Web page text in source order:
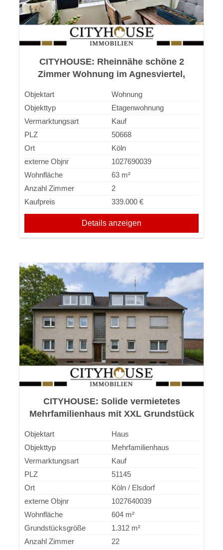
CITYHOUSE: Rheinnähe schöne 2
Zimmer Wohnung im Agnesviertel,
Objektart
Wohnung
Objekttyp
Etagenwohnung
Vermarktungsart
Kauf
PLZ
50668
Ort
Köln
externe Objnr
1027690039
Wohnfläche
63 m²
Anzahl Zimmer
2
Kaufpreis
339.000 €
Details anzeigen
CITYHOUSE: Solide vermietetes
Mehrfamilienhaus mit XXL Grundstück
Objektart
Haus
Objekttyp
Mehrfamilienhaus
Vermarktungsart
Kauf
PLZ
51145
Ort
Köln / Elsdorf
externe Objnr
1027640039
Wohnfläche
604 m²
Grundstücksgröße
1.312 m²
Anzahl Zimmer
22